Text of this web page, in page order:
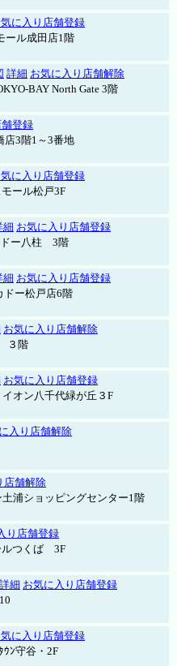
に入り店舗登録
ール成田店1階
詳細 お気に入り店舗解除
BAY North Gate 3階
登録
店3階1～3番地
に入り店舗登録
ール松戸3F
細 お気に入り店舗登録
ドー八柱 3階
細 お気に入り店舗登録
ー松戸店6階
お気に入り店舗解除
３階
お気に入り店舗登録
オン八千代緑が丘３F
入り店舗解除
店舗解除
浦ショッピングセンター1階
り店舗登録
ルつくば 3F
詳細 お気に入り店舗登録
に入り店舗登録
ｳﾝ守谷・2F